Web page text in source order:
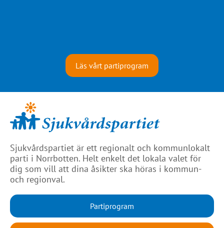
Läs vårt partiprogram
Sjukvårdspartiet är ett regionalt och kommunlokalt
parti i Norrbotten. Helt enkelt det lokala valet för
dig som vill att dina åsikter ska höras i kommun-
och regionval.
Partiprogram